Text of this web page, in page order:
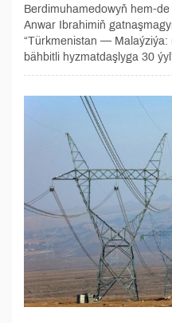
Berdimuhamedowyň hem-
Anwar Ibrahimiň
“Türkmenistan — Malaýziýa:
bähbitli hyzmatdaşlyga 30